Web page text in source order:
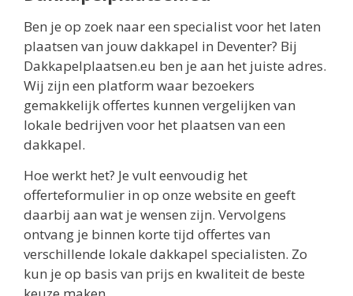
Ben je op zoek naar een specialist voor het laten
plaatsen van jouw dakkapel in Deventer? Bij
Dakkapelplaatsen.eu ben je aan het juiste adres.
Wij zijn een platform waar bezoekers
gemakkelijk offertes kunnen vergelijken van
lokale bedrijven voor het plaatsen van een
dakkapel.
Hoe werkt het? Je vult eenvoudig het
offerteformulier in op onze website en geeft
daarbij aan wat je wensen zijn. Vervolgens
ontvang je binnen korte tijd offertes van
verschillende lokale dakkapel specialisten. Zo
kun je op basis van prijs en kwaliteit de beste